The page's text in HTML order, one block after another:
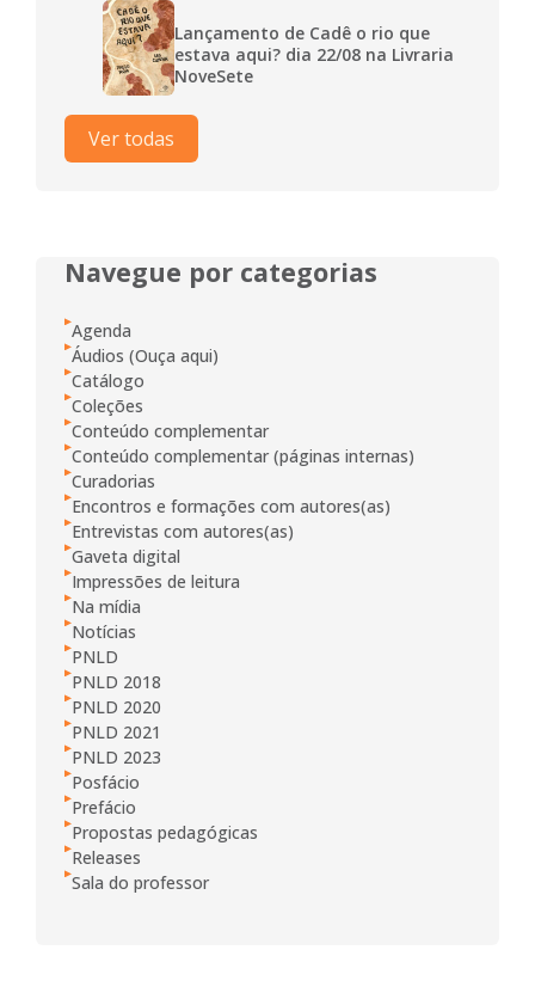
Lançamento de Cadê o rio que
estava aqui? dia 22/08 na Livraria
NoveSete
Ver todas
Navegue por categorias
Agenda
Áudios (Ouça aqui)
Catálogo
Coleções
Conteúdo complementar
Conteúdo complementar (páginas internas)
Curadorias
Encontros e formações com autores(as)
Entrevistas com autores(as)
Gaveta digital
Impressões de leitura
Na mídia
Notícias
PNLD
PNLD 2018
PNLD 2020
PNLD 2021
PNLD 2023
Posfácio
Prefácio
Propostas pedagógicas
Releases
Sala do professor